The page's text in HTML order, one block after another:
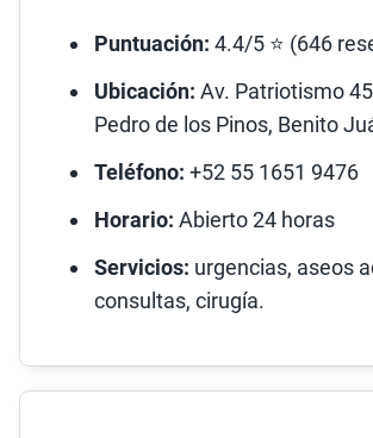
Puntuación: 4.4/5 ⭐ (646
Ubicación: Av. Patriotismo
Pedro de los Pinos, Benito
Teléfono: +52 55 1651 9476
Horario: Abierto 24 horas
Servicios: urgencias, aseos
consultas, cirugía.